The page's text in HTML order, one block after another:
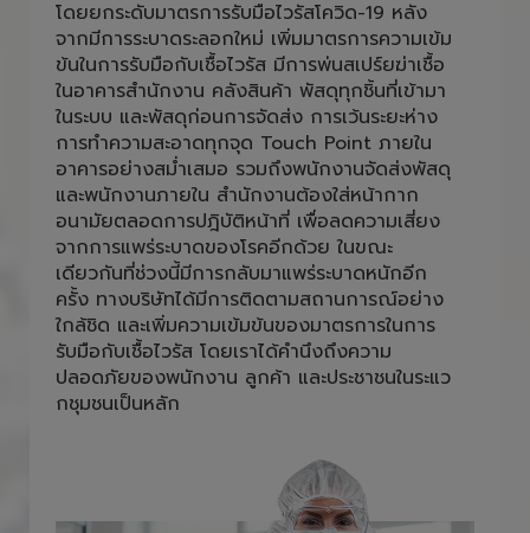
จากมีการระบาดระลอกใหม่ เพิ่มมาตรการความเข้ม
ข้นในการรับมือกับเชื้อไวรัส มีการพ่นสเปร์ยฆ่าเชื้อ
ในอาคารสำนักงาน คลังสินค้า พัสดุทุกชิ้นที่เข้ามา
ในระบบ และพัสดุก่อนการจัดส่ง การเว้นระยะห่าง
การทำความสะอาดทุกจุด Touch Point ภายใน
อาคารอย่างสม่ำเสมอ รวมถึงพนักงานจัดส่งพัสดุ
และพนักงานภายใน สำนักงานต้องใส่หน้ากาก
อนามัยตลอดการปฎิบัติหน้าที่ เพื่อลดความเสี่ยง
จากการแพร่ระบาดของโรคอีกด้วย ในขณะ
เดียวกันที่ช่วงนี้มีการกลับมาแพร่ระบาดหนักอีก
ครั้ง ทางบริษัทได้มีการติดตามสถานการณ์อย่าง
ใกล้ชิด และเพิ่มความเข้มข้นของมาตรการในการ
รับมือกับเชื้อไวรัส โดยเราได้คำนึงถึงความ
ปลอดภัยของพนักงาน ลูกค้า และประชาชนในระแว
กชุมชนเป็นหลัก